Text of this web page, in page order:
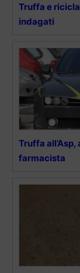
Truffa e
indagati
Truffa
farmacista